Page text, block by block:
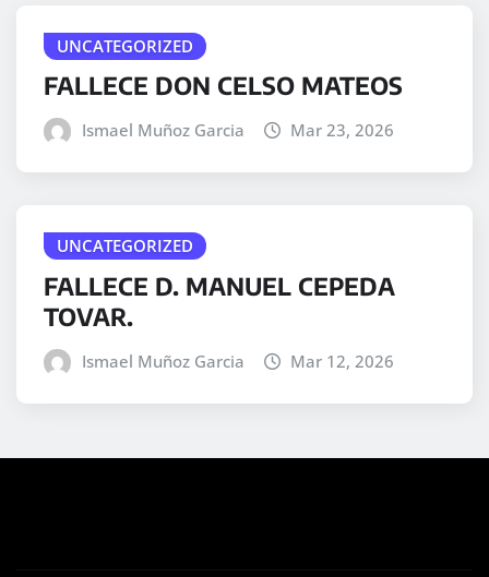
UNCATEGORIZED
FALLECE DON CELSO MATEOS
Ismael Muñoz Garcia Mar 23, 2026
UNCATEGORIZED
FALLECE D. MANUEL CEPEDA
TOVAR.
Ismael Muñoz Garcia Mar 12, 2026